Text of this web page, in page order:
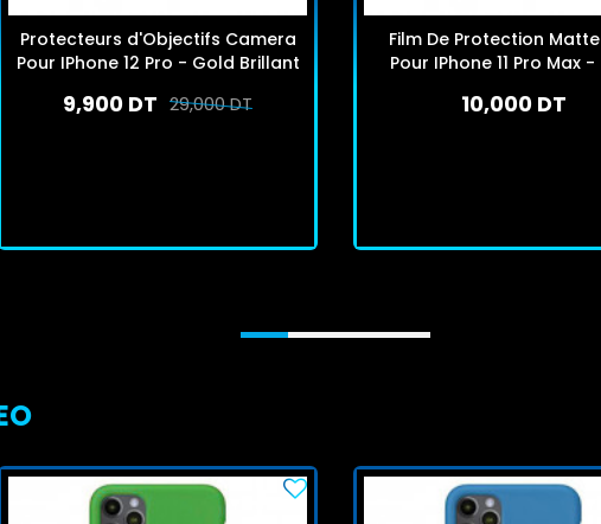
Protecteurs d'Objectifs Camera
Pour IPhone 12 Pro - Gold Brillant
29,000 DT
9,900 DT
Film De Protection
Pour IPhone 11 Pro Max -
10,000 DT